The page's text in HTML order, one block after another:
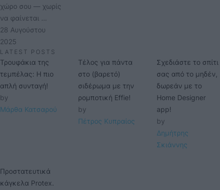
χώρο σου — χωρίς
να φαίνεται …
28 Αυγούστου
2025
LATEST POSTS
Τρουφάκια της
τεμπέλας: Η πιο
απλή συνταγή!
by
Μάρθα Κατσαρού
Τέλος για πάντα
στο (βαρετό)
σιδέρωμα με την
ρομποτική Effie!
by
Πέτρος Κυπραίος
Σχεδιάστε το σπίτι
σας από το μηδέν,
δωρεάν με το
Home Designer
app!
by
Δημήτρης
Σκιάννης
Προστατευτικά
κάγκελα Protex.